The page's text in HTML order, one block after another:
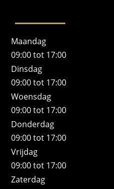
Maandag
09:00 tot 17:00
Dinsdag
09:00 tot 17:00
Woensdag
09:00 tot 17:00
Donderdag
09:00 tot 17:00
Vrijdag
09:00 tot 17:00
Zaterdag